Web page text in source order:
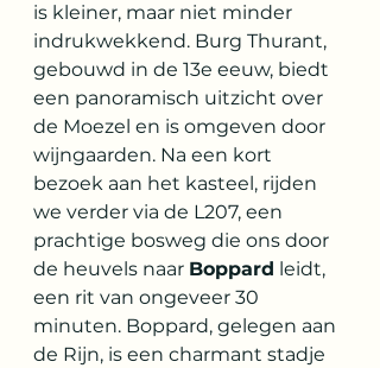
is kleiner, maar niet minder
indrukwekkend. Burg Thurant,
gebouwd in de 13e eeuw, biedt
een panoramisch uitzicht over
de Moezel en is omgeven door
wijngaarden. Na een kort
bezoek aan het kasteel, rijden
we verder via de L207, een
prachtige bosweg die ons door
de heuvels naar Boppard leidt,
een rit van ongeveer 30
minuten. Boppard, gelegen aan
de Rijn, is een charmant stadje